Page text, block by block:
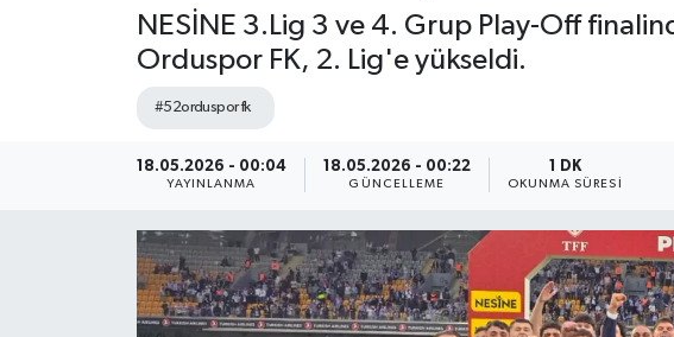
NESİNE 3.Lig 3 ve 4. Grup Play-Off
Orduspor FK, 2. Lig'e yükseldi.
#52orduspor fk
18.05.2026 - 00:04
YAYINLANMA
18.05.2026 - 00:22
GÜNCELLEME
1 DK
OKUNMA SÜRESI
EKONOMİ
GÜNDEM
Süper Lig Puan Durumu ve Fikstür
Tüm Manşetler
Son Dakika Haberleri
Haber Arşivi